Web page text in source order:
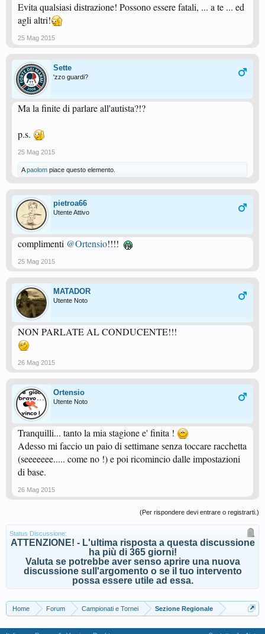
Evita qualsiasi distrazione! Possono essere fatali, ... a te ... ed
agli altri!
25 Mag 2015
Sette
'zzo guardi?
Ma la finite di parlare all'autista?!?
p.s.
25 Mag 2015
Apaolom piace questo elemento.
pietroa66
Utente Attivo
complimenti @Ortensio!!!!
25 Mag 2015
MATADOR
Utente Noto
NON PARLATE AL CONDUCENTE!!!
26 Mag 2015
Ortensio
Utente Noto
Tranquilli... tanto la mia stagione e' finita !
Adesso mi faccio un paio di settimane senza toccare racchetta
(seeeeeee..... come no !) e poi ricomincio dalle impostazioni
di base.
26 Mag 2015
(Per rispondere devi entrare o registrarti.)
Status Discussione:
ATTENZIONE! - L'ultima risposta a questa discussione
ha più di 365 giorni!
Valuta se potrebbe aver senso aprire una nuova
discussione sull'argomento o se il tuo intervento
possa essere utile ad essa.
Home Forum Campionati e Tornei Sezione Regionale